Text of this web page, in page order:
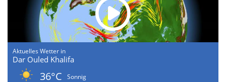
Aktuelles Wetter in
Dar Ouled Khalifa
36°C
Sonnig